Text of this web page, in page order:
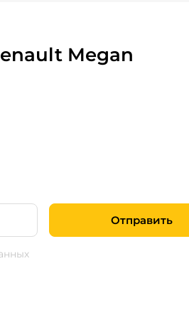
Megan
Отправить